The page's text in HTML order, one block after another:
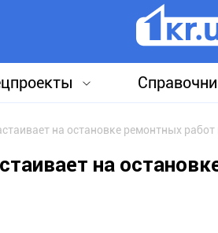
на остановке ремонтных
на